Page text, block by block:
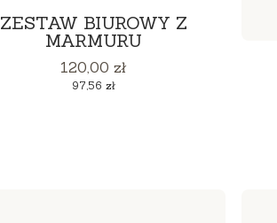
ZESTAW BIUROWY Z
MARMURU
Cena
120,00 zł
Cena
97,56 zł